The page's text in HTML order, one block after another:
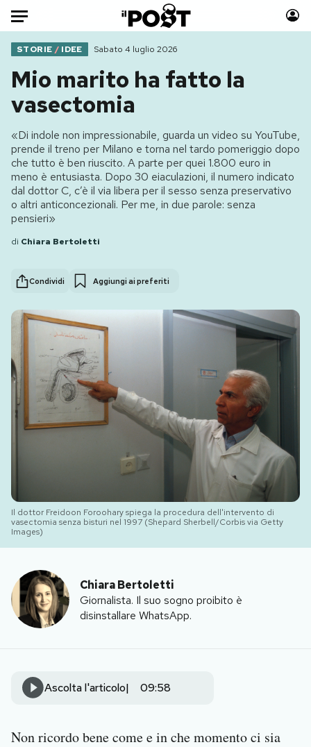
Auto
HOME
Italia
Mondo
Politica
Tecnologia
Internet
Scienza
Cultura
Sport
Libri
Consumismi
Storie/Idee
Ok Boomer!
PODCAST
NEWSLETTER
I MIEI PREFERITI
CALENDARIO
Area Personale
Newsletter
Esci
STORIE / IDEE Sabato 4 luglio 2026
Mio marito ha fatto la
vasectomia
«Di indole non impressionabile, guarda un video su YouTube,
prende il treno per Milano e torna nel tardo pomeriggio dopo
che tutto è ben riuscito. A parte per quei 1.800 euro in
meno è entusiasta. Dopo 30 eiaculazioni, il numero indicato
dal dottor C, c’è il via libera per il sesso senza preservativo
o altri anticoncezionali. Per me, in due parole: senza
pensieri»
di Chiara Bertoletti
Condividi Aggiungi ai preferiti
Il dottor Freidoon Foroohary spiega la procedura dell'intervento di
vasectomia senza bisturi nel 1997 (Shepard Sherbell/Corbis via Getty
Images)
Chiara Bertoletti
Giornalista. Il suo sogno proibito è
disinstallare WhatsApp.
Ascolta l'articolo 09:58
Non ricordo bene come e in che momento ci sia